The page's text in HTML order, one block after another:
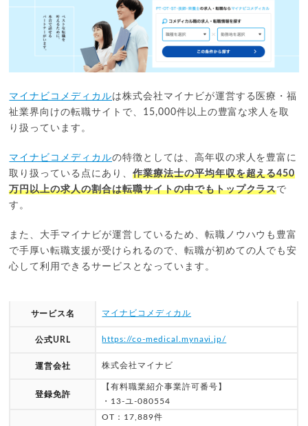
マイナビコメディカルは株式会社マイナビが運営する医療・福
祉業界向けの転職サイトで、15,000件以上の豊富な求人を取
り扱っています。
マイナビコメディカルの特徴としては、高年収の求人を豊富に
取り扱っている点にあり、 作業療法士の平均年収を超える450
万円以上の求人の割合は転職サイトの中でもトップクラスで
す。
また、大手マイナビが運営しているため、転職ノウハウも豊富
で手厚い転職支援が受けられるので、転職が初めての人でも安
心して利用できるサービスとなっています。
サービス名 マイナビコメディカル
公式URL https://co-medical.mynavi.jp/
運営会社 株式会社マイナビ
登録免許
【有料職業紹介事業許可番号】
・13-ユ-080554
OT：17,889件